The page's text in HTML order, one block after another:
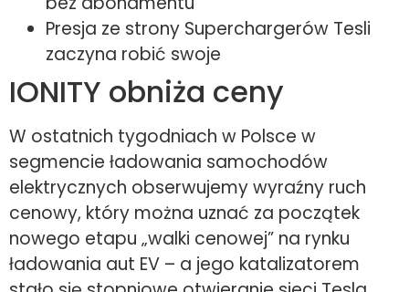
Presja ze strony Superchargerów Tesli
zaczyna robić swoje
IONITY obniża ceny
W ostatnich tygodniach w Polsce w
segmencie ładowania samochodów
elektrycznych obserwujemy wyraźny ruch
cenowy, który można uznać za początek
nowego etapu „walki cenowej” na rynku
ładowania aut EV – a jego katalizatorem